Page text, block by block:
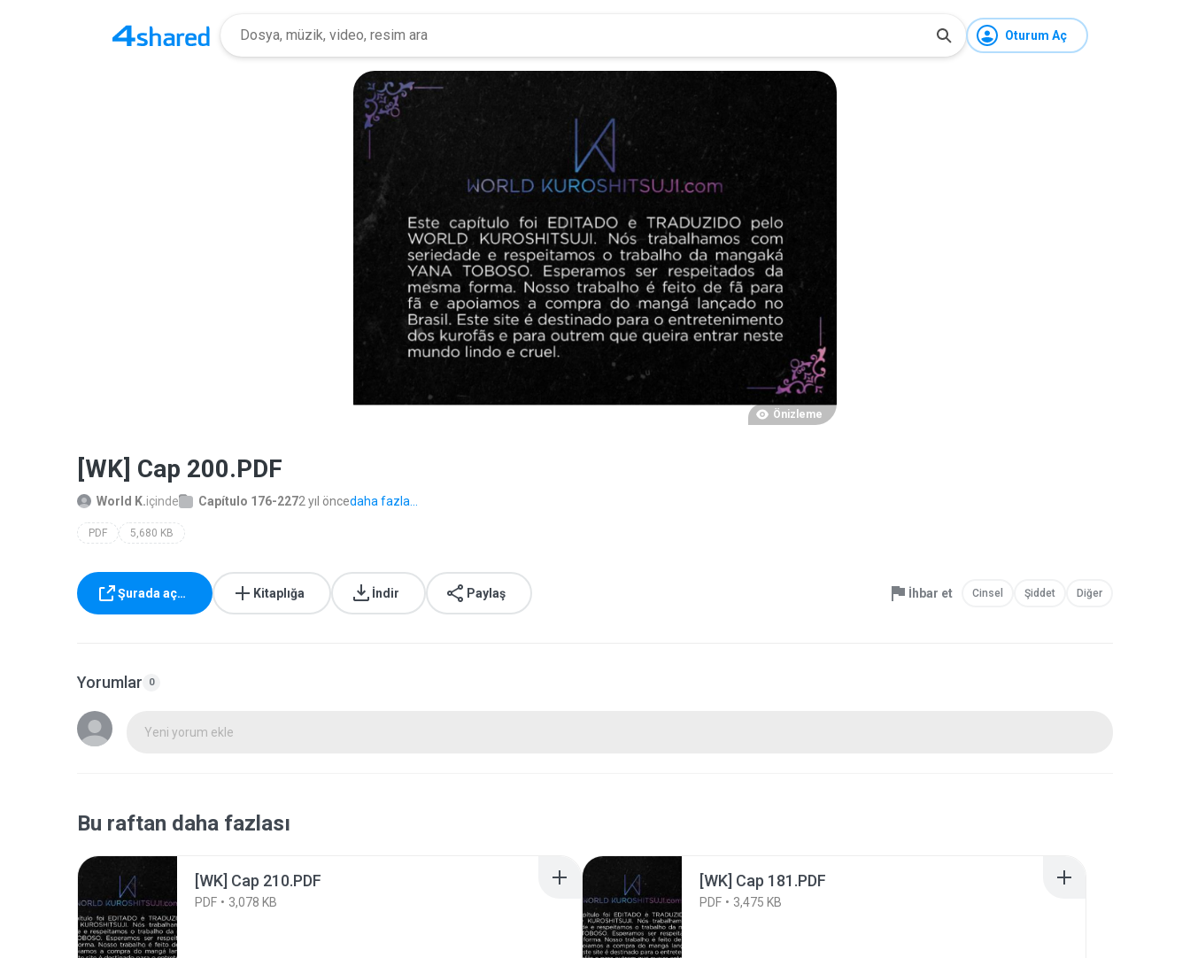
Oturum Aç
Önizleme
[WK] Cap 200.PDF
World K.içinde Capítulo 176-2272 yıl öncedaha fazla...
PDF 5,680 KB
Şurada aç… Kitaplığa İndir Paylaş İhbar et Cinsel Şiddet Diğer
Yorumlar 0
Yeni yorum ekle
Bu raftan daha fazlası
[WK] Cap 210.PDF
PDF 3,078 KB
[WK] Cap 181.PDF
PDF 3,475 KB